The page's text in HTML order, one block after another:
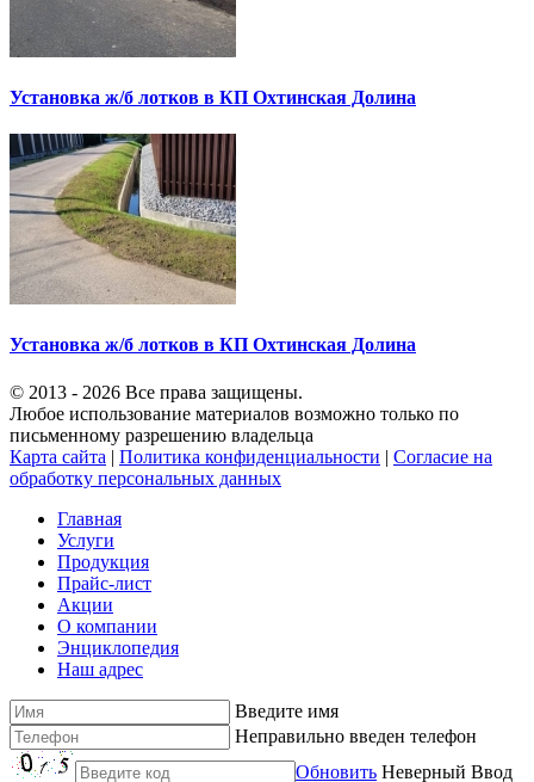
Установка ж/б лотков в КП Охтинская Долина
Установка ж/б лотков в КП Охтинская Долина
© 2013 - 2026 Все права защищены.
Любое использование материалов возможно только по
письменному разрешению владельца
Карта сайта | Политика конфиденциальности | Согласие на
обработку персональных данных
Главная
Услуги
Продукция
Прайс-лист
Акции
О компании
Энциклопедия
Наш адрес
Введите имя
Неправильно введен телефон
Обновить Неверный Ввод